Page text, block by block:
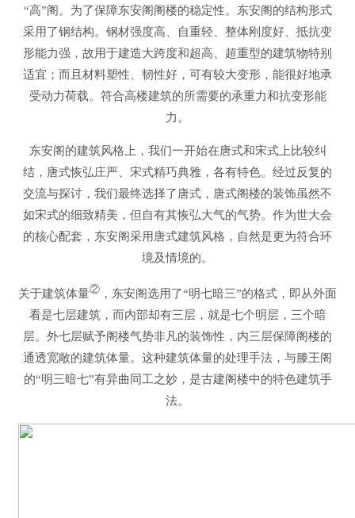
“高”阁。为了保障东安阁阁楼的稳定性。东安阁的结构形式
采用了钢结构。钢材强度高、自重轻、整体刚度好、抵抗变
形能力强，故用于建造大跨度和超高、超重型的建筑物特别
适宜；而且材料塑性、韧性好，可有较大变形，能很好地承
受动力荷载。符合高楼建筑的所需要的承重力和抗变形能
力。
东安阁的建筑风格上，我们一开始在唐式和宋式上比较纠
结，唐式恢弘庄严、宋式精巧典雅，各有特色。经过反复的
交流与探讨，我们最终选择了唐式，唐式阁楼的装饰虽然不
如宋式的细致精美，但自有其恢弘大气的气势。作为世大会
的核心配套，东安阁采用唐式建筑风格，自然是更为符合环
境及情境的。
关于建筑体量② ，东安阁选用了“明七暗三”的格式，即从外面
看是七层建筑，而内部却有三层，就是七个明层，三个暗
层。外七层赋予阁楼气势非凡的装饰性，内三层保障阁楼的
通透宽敞的建筑体量。这种建筑体量的处理手法，与滕王阁
的“明三暗七”有异曲同工之妙，是古建阁楼中的特色建筑手
法。